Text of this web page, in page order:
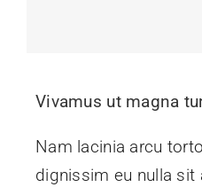
Vivamus ut magna
Nam lacinia arcu
dignissim eu nulla sit